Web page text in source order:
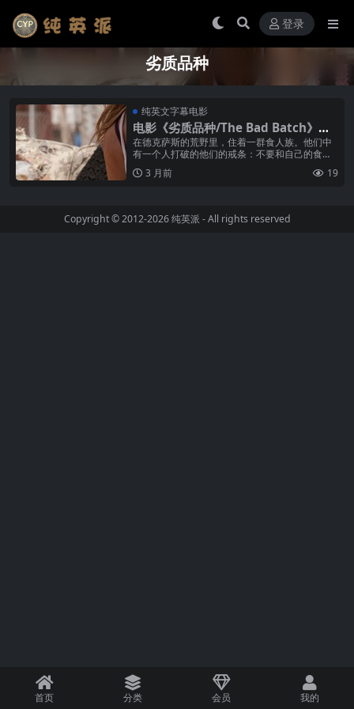
登录
劣质品种
纯英文字幕电影
电影《劣质品种/The Bad Batch》纯
英文字幕高清MP4下载
在德克萨斯的荒野里，住着一群食人族。他们中
有一个人打破的他们的戒条：不要和自己的食物
一起玩……
3 月前 19
Copyright © 2012-2026纯英派 - All rights reserved
首页 分类 会员 我的